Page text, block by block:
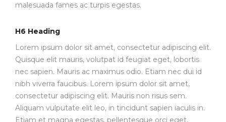
malesuada fames ac turpis egestas.
H6 Heading
Lorem ipsum dolor sit amet, consectetur adipiscing elit.
Quisque elit mauris, volutpat id feugiat eget, lobortis
nec sapien. Mauris ac maximus odio. Etiam nec dui id
nibh viverra faucibus. Lorem ipsum dolor sit amet,
consectetur adipiscing elit. Mauris non risus sem.
Aliquam vulputate elit leo, in tincidunt sapien iaculis in.
Etiam et magna egestas, pellentesque orci eget,